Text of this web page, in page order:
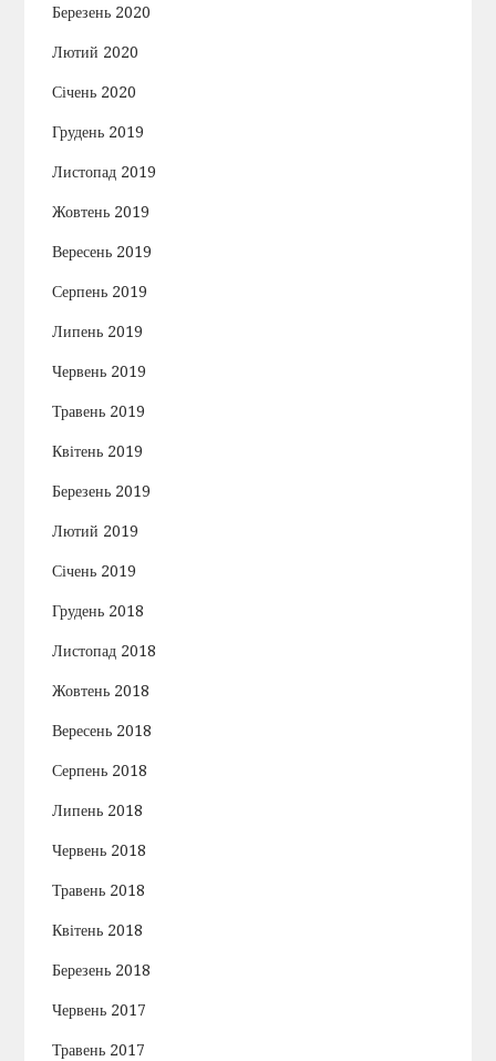
Березень 2020
Лютий 2020
Січень 2020
Грудень 2019
Листопад 2019
Жовтень 2019
Вересень 2019
Серпень 2019
Липень 2019
Червень 2019
Травень 2019
Квітень 2019
Березень 2019
Лютий 2019
Січень 2019
Грудень 2018
Листопад 2018
Жовтень 2018
Вересень 2018
Серпень 2018
Липень 2018
Червень 2018
Травень 2018
Квітень 2018
Березень 2018
Червень 2017
Травень 2017